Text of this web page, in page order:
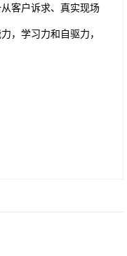
客户诉求、真实现场
，学习力和自驱力，